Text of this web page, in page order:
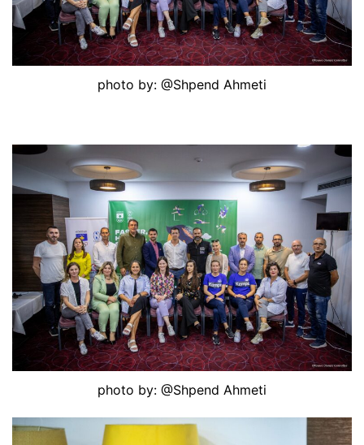
photo by: @Shpend Ahmeti
photo by: @Shpend Ahmeti